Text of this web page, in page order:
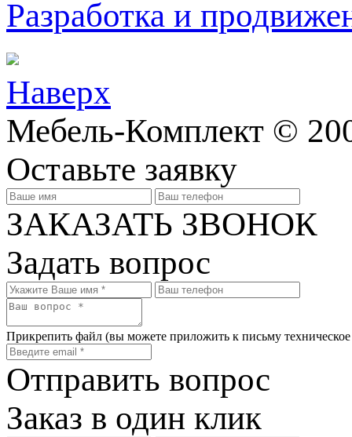
Разработка и
Наверх
Мебель-Комплект ©
Оставьте заявку
ЗАКАЗАТЬ ЗВОНОК
Задать вопрос
Прикрепить файл (вы можете приложить к письму
Отправить вопрос
Заказ в один клик